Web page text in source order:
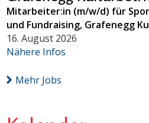
Mitarbeiter:in (m/w/d) für
und Fundraising, Grafenegg
16. August 2026
Nähere Infos
Mehr Jobs